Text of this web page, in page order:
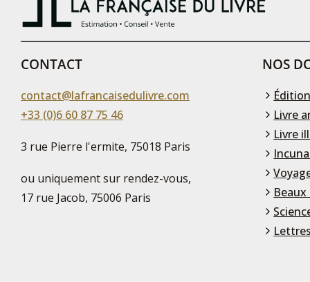
CONTACT
contact@lafrancaisedulivre.com
+33 (0)6 60 87 75 46
3 rue Pierre l'ermite, 75018 Paris
ou uniquement sur rendez-vous,
17 rue Jacob, 75006 Paris
NOS
Livre
Livre